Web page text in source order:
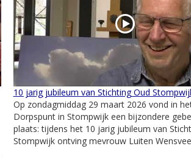
10 jarig jubileum van Stichting Oud
Op zondagmiddag 29 maart 2026 vond in
Dorpspunt in Stompwijk een bijzondere
plaats: tijdens het 10 jarig jubileum van
Stompwijk ontving mevrouw Luiten